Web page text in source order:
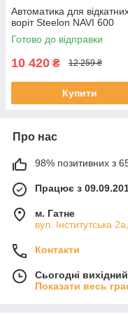
Автоматика для
воріт Steelon NAVI 600
Готово до відправки
10 420 ₴ 12 259 ₴
Купити
Про нас
98% позитивних з 65
Працює з
м. Гатне
вул. Інститутська
Контакти
Сьогодні вихідний
Показати весь